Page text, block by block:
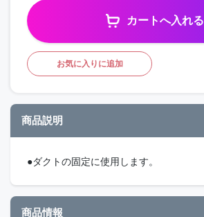
カートへ入れる
お気に入りに追加
商品説明
●ダクトの固定に使用します。
商品情報